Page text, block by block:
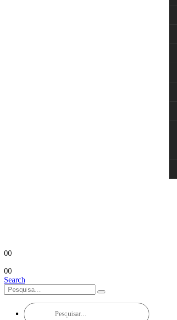
00
00
Search
Products
search